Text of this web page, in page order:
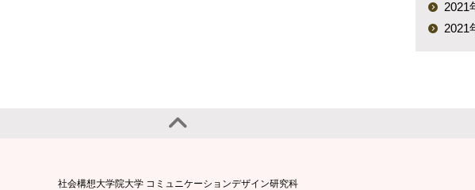
2021
2021
社会構想大学院大学 コミュニケーションデザイン研究科